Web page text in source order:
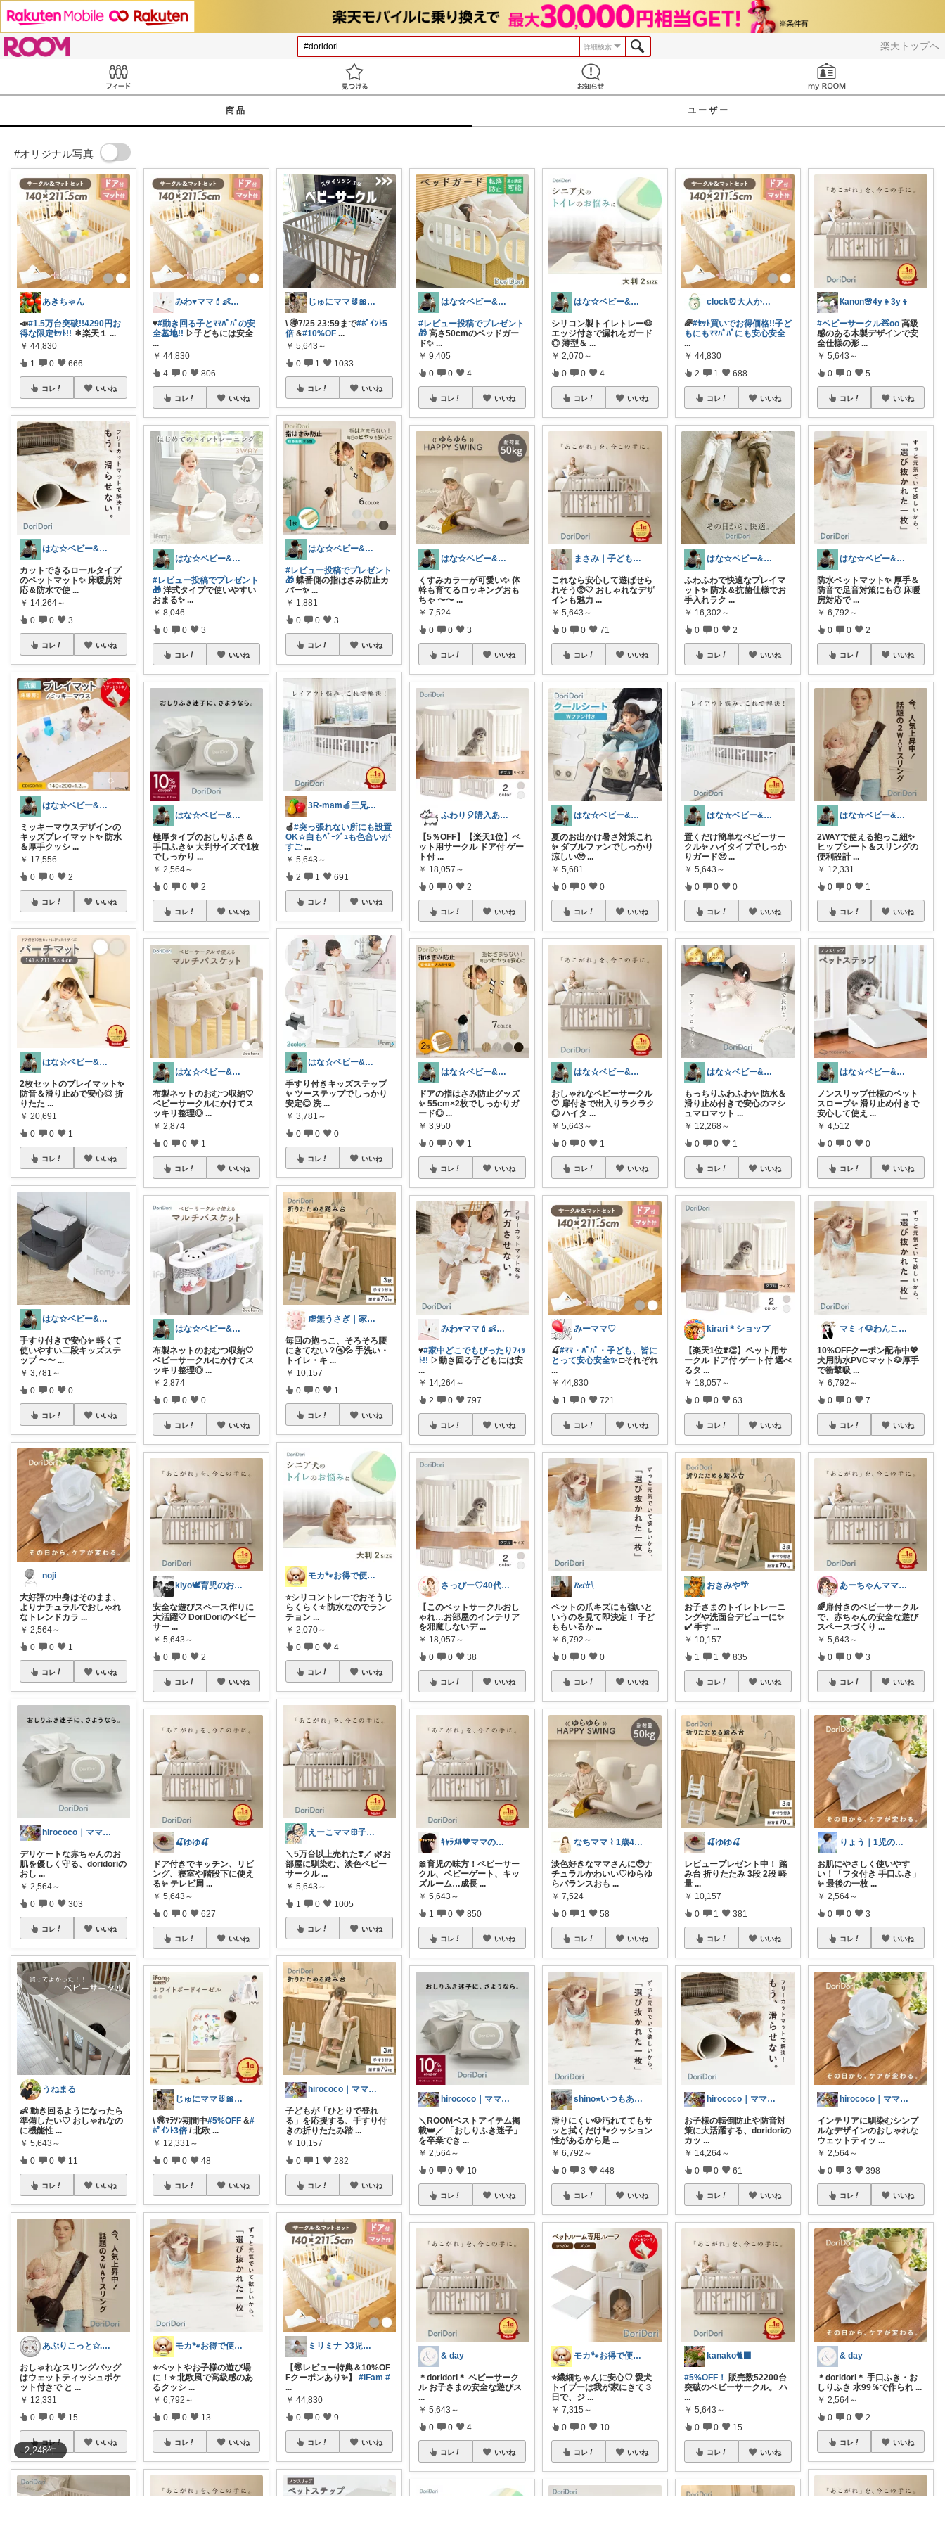
楽天トップへ
詳細検索
商品 ユーザー
#オリジナル写真
2,248件
あきちゃん
📣#1.5万台突破!!4290円お
得な限定ｾｯﾄ!! ＊楽天１ ...
￥ 44,830
1 0 666
コレ いいね
はな☆ベビー&キッズ
カットできるロールタイプ
のペットマット✨ 床暖房対
応＆防水で使 ...
￥ 14,264～
0 0 3
コレ いいね
はな☆ベビー&キッズ
ミッキーマウスデザインの
キッズプレイマット✨ 防水
＆厚手クッシ ...
￥ 17,556
0 0 2
コレ いいね
はな☆ベビー&キッズ
2枚セットのプレイマット✨
防音＆滑り止めで安心◎ 折
りたた ...
￥ 20,691
0 0 1
コレ いいね
はな☆ベビー&キッズ
手すり付きで安心✨ 軽くて
使いやすい二段キッズステ
ップ 〜〜 ...
￥ 3,781～
0 0 0
コレ いいね
noji
大好評の中身はそのまま、
よりナチュラルでおしゃれ
なトレンドカラ ...
￥ 2,564～
0 0 1
コレ いいね
hirococo｜ママセレクト 💫
デリケートな赤ちゃんのお
肌を優しく守る、doridoriの
おし ...
￥ 2,564～
0 0 303
コレ いいね
うねまる
👶 動き回るようになったら
準備したい♡ おしゃれなの
に機能性 ...
￥ 5,643～
0 0 11
コレ いいね
あぷりこっと✩.*˚100%ROOM経由
おしゃれなスリングバッグ
はウェットティッシュポケ
ット付きで と ...
￥ 12,331
0 0 15
コレ いいね
みわ♥️ママ💄👶夏かわいい
♥️#動き回る子とﾏﾏﾊﾟﾊﾟの安
全基地!! ▷子どもには安全
...
￥ 44,830
4 0 806
コレ いいね
はな☆ベビー&キッズ
#レビュー投稿でプレゼント
🎁 洋式タイプで使いやすい
おまる✨ ...
￥ 8,046
0 0 3
コレ いいね
はな☆ベビー&キッズ
極厚タイプのおしりふき＆
手口ふき✨ 大判サイズで1枚
でしっかり ...
￥ 2,564～
0 0 2
コレ いいね
はな☆ベビー&キッズ
布製ネットのおむつ収納🤍
ベビーサークルにかけてス
ッキリ整理◎ ...
￥ 2,874
0 0 1
コレ いいね
はな☆ベビー&キッズ
布製ネットのおむつ収納🤍
ベビーサークルにかけてス
ッキリ整理◎ ...
￥ 2,874
0 0 0
コレ いいね
kiyo🕊️育児のおすすめを日々探し中
安全な遊びスペース作りに
大活躍🤍 DoriDoriのベビー
サー ...
￥ 5,643～
0 0 2
コレ いいね
🍒ゆゆ🍒
ドア付きでキッチン、リビ
ング、寝室や階段下に使え
る✨ テレビ周 ...
￥ 5,643～
0 0 627
コレ いいね
じゅにママ🐰🎀2yboyワーママ
\ 🉐ﾏﾗｿﾝ期間中#5%OFF &#
ﾎﾟｲﾝﾄ3倍 / 北欧 ...
￥ 12,331～
0 0 48
コレ いいね
モカ🐾お得で便利💛犬とのおうち時間
⭐️ペットやお子様の遊び場
に！⭐️ 北欧風で高級感のあ
るクッシ ...
￥ 6,792～
0 0 13
コレ いいね
じゅにママ🐰🎀2yboyワーママ
\ 🉐7/25 23:59まで#ﾎﾟｲﾝﾄ5
倍 &#10%OF ...
￥ 5,643～
0 1 1033
コレ いいね
はな☆ベビー&キッズ
#レビュー投稿でプレゼント
🎁 蝶番側の指はさみ防止カ
バー✨...
￥ 1,881
0 0 3
コレ いいね
3R-mam🍎三兄弟母
🍎#突っ張れない所にも設置
OK☆白もﾍﾞｰｼﾞｭも色合いが
すご ...
￥ 5,643～
2 1 691
コレ いいね
はな☆ベビー&キッズ
手すり付きキッズステップ
✨ ツーステップでしっかり
安定◎ 洗 ...
￥ 3,781～
0 0 0
コレ いいね
虚無うさぎ｜家電・ふるさと納税・日用品
毎回の抱っこ、そろそろ腰
にきてない？🚰💦 手洗い・
トイレ・キ ...
￥ 10,157
0 0 1
コレ いいね
モカ🐾お得で便利💛犬とのおうち時間
⭐️シリコントレーでおそうじ
らくらく⭐️ 防水なのでラン
チョン ...
￥ 2,070～
0 0 4
コレ いいね
えーこママꕥ子供達と夏を楽しむぞ☀️
＼5万台以上売れた❣️／ 🌿お
部屋に馴染む、淡色ベビー
サークル ...
￥ 5,643～
1 0 1005
コレ いいね
hirococo｜ママセレクト 💫
子どもが「ひとりで登れ
る」を応援する、手すり付
きの折りたたみ踏 ...
￥ 10,157
0 1 282
コレ いいね
ミリミナ☽3児の保育士ママ第4子妊娠中
【🉐レビュー特典＆10%OF
Fクーポンあり✨】#iFam #
...
￥ 44,830
0 0 9
コレ いいね
はな☆ベビー&キッズ
#レビュー投稿でプレゼント
🎁 高さ50cmのベッドガー
ド✨...
￥ 9,405
0 0 4
コレ いいね
はな☆ベビー&キッズ
くすみカラーが可愛い✨ 体
幹も育てるロッキングおも
ちゃ 〜〜 ...
￥ 7,524
0 0 3
コレ いいね
ふわり🎈購入ありがとうございます
【5％OFF】【楽天1位】ペ
ット用サークル ドア付 ゲー
ト付...
￥ 18,057～
0 0 2
コレ いいね
はな☆ベビー&キッズ
ドアの指はさみ防止グッズ
✨ 55cm×2枚でしっかりガ
ード◎...
￥ 3,950
0 0 1
コレ いいね
みわ♥️ママ💄👶夏かわいい
♥️#家中どこでもぴったりﾌｨｯ
ﾄ!! ▷動き回る子どもには安
...
￥ 14,264～
2 0 797
コレ いいね
さっぴー♡40代主婦・楽天おすすめ品紹介
【このペットサークルおし
ゃれ…お部屋のインテリア
を邪魔しないデ ...
￥ 18,057～
0 0 38
コレ いいね
ｷｬﾗﾒﾙ🧡ママのかわいい×ラク育児✼
🎀育児の味方！ベビーサー
クル、ベビーゲート、キッ
ズルーム…成長 ...
￥ 5,643～
1 0 850
コレ いいね
hirococo｜ママセレクト 💫
＼ROOMベストアイテム掲
載👑／ 「おしりふき迷子」
を卒業でき ...
￥ 2,564～
0 0 10
コレ いいね
& day
＊doridori＊ ベビーサーク
ル お子さまの安全な遊びス
...
￥ 5,643～
0 0 4
コレ いいね
はな☆ベビー&キッズ
シリコン製トイレトレー🐶
エッジ付きで漏れをガード
◎ 薄型＆ ...
￥ 2,070～
0 0 4
コレ いいね
まさみ｜子ども服・水着・季節グッズ🫶
これなら安心して遊ばせら
れそう🥺🤍 おしゃれなデザ
インも魅力 ...
￥ 5,643～
0 0 71
コレ いいね
はな☆ベビー&キッズ
夏のお出かけ暑さ対策これ
✨ ダブルファンでしっかり
涼しい🥹 ...
￥ 5,681
0 0 0
コレ いいね
はな☆ベビー&キッズ
おしゃれなベビーサークル
🤍 扉付きで出入りラクラク
◎ ハイタ ...
￥ 5,643～
0 0 1
コレ いいね
みーママ♡
🍒#ﾏﾏ・ﾊﾟﾊﾟ・子ども、皆に
とって安心安全✨️ □それぞれ
...
￥ 44,830
1 0 721
コレ いいね
𝑅𝑒𝑖𓍯
ペットの爪キズにも強いと
いうのを見て即決定！ 子ど
ももいるか ...
￥ 6,792～
0 0 0
コレ いいね
なちママ ⌇ 1歳4歳ママ
淡色好きなママさんに🥹ナ
チュラルかわいい♡ゆらゆ
らバランスおも ...
￥ 7,524
0 1 58
コレ いいね
shino⭐︎いつもありがとう🐶🐾
滑りにくい🐶汚れててもサ
ッと拭くだけ🐾クッション
性があるから足 ...
￥ 6,792～
0 3 448
コレ いいね
モカ🐾お得で便利💛犬とのおうち時間
⭐️繊細ちゃんに安心♡ 愛犬
トイプーは我が家にきて３
日で、ジ ...
￥ 7,315～
0 0 10
コレ いいね
clock⏰大人かわいい
🌈#ｾｯﾄ買いでお得価格!!子ど
もにもﾏﾏﾊﾟﾊﾟにも安心安全
...
￥ 44,830
2 1 688
コレ いいね
はな☆ベビー&キッズ
ふわふわで快適なプレイマ
ット✨ 防水＆抗菌仕様でお
手入れラク ...
￥ 16,302～
0 0 2
コレ いいね
はな☆ベビー&キッズ
置くだけ簡単なベビーサー
クル✨ ハイタイプでしっか
りガード🥹 ...
￥ 5,643～
0 0 0
コレ いいね
はな☆ベビー&キッズ
もっちりふわふわ✨ 防水＆
滑り止め付きで安心のマシ
ュマロマット ...
￥ 12,268～
0 0 1
コレ いいね
kirari＊ショップ
【楽天1位❣️👏】ペット用サ
ークル ドア付 ゲート付 選べ
るタ ...
￥ 18,057～
0 0 63
コレ いいね
おきみや🌴
お子さまのトイレトレーニ
ングや洗面台デビューに✨
✔️ 手す ...
￥ 10,157
1 1 835
コレ いいね
🍒ゆゆ🍒
レビュープレゼント中！ 踏
み台 折りたたみ 3段 2段 軽
量...
￥ 10,157
0 1 381
コレ いいね
hirococo｜ママセレクト 💫
お子様の転倒防止や防音対
策に大活躍する、doridoriの
カッ ...
￥ 14,264～
0 0 61
コレ いいね
kanako🐈‍⬛
#5%OFF！ 販売数52200台
突破のベビーサークル。 ハ
...
￥ 5,643～
0 0 15
コレ いいね
Кanon🌸4y👧3y👦
#ベビーサークル🧸oo 高級
感のある木製デザインで安
全仕様の形 ...
￥ 5,643～
0 0 5
コレ いいね
はな☆ベビー&キッズ
防水ペットマット✨ 厚手＆
防音で足音対策にも◎ 床暖
房対応で ...
￥ 6,792～
0 0 2
コレ いいね
はな☆ベビー&キッズ
2WAYで使える抱っこ紐✨
ヒップシート＆スリングの
便利設計 ...
￥ 12,331
0 0 1
コレ いいね
はな☆ベビー&キッズ
ノンスリップ仕様のペット
スロープ✨ 滑り止め付きで
安心して使え ...
￥ 4,512
0 0 0
コレ いいね
マミィ🐶わんこと暮らす｜お得情報係
10%OFFクーポン配布中💖
犬用防水PVCマット🐶厚手
で衝撃吸 ...
￥ 6,792～
0 0 7
コレ いいね
あーちゃんママ🐣朝コレ5時✨2y娘
🌈扉付きのベビーサークル
で、赤ちゃんの安全な遊び
スペースづくり ...
￥ 5,643～
0 0 3
コレ いいね
りょう｜1児のパパ
お肌にやさしく使いやす
い！「フタ付き 手口ふき」
✨ 最後の一枚 ...
￥ 2,564～
0 0 3
コレ いいね
hirococo｜ママセレクト 💫
インテリアに馴染むシンプ
ルなデザインのおしゃれな
ウェットティッ ...
￥ 2,564～
0 3 398
コレ いいね
& day
＊doridori＊ 手口ふき・お
しりふき 水99％で作られ ...
￥ 2,564～
0 0 2
コレ いいね